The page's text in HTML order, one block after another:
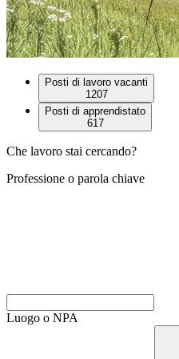
Posti di lavoro vacanti
1207
Posti di apprendistato
617
Che lavoro stai cercando?
Professione o parola chiave
Luogo o NPA